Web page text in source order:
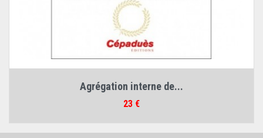
Agrégation interne de...
Prix
23 €